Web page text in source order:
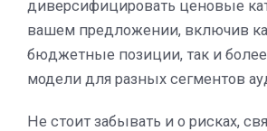
диверсифицировать ценовые
вашем предложении, включив
бюджетные позиции, так и
модели для разных сегментов
Не стоит забывать и о рисках,